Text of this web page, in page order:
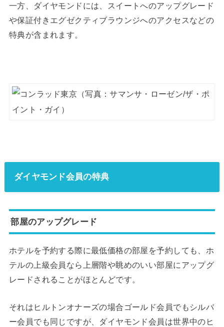
一方、ダイヤモンドには、スイートへのアップグレード
や保証付きエグゼクティブラウンジへのアクセスなどの
特典が含まれます。
ダイヤモンド会員の特典
部屋のアップグレード
ホテルを予約する際に最低価格の部屋を予約しても、ホ
テルの上級会員なら上層階や眺めのいい部屋にアップグ
レードされることがほとんどです。
それはヒルトンオナーズの場合ゴールド会員でもシルバ
ー会員でも同じですが、ダイヤモンド会員は世界中のヒ